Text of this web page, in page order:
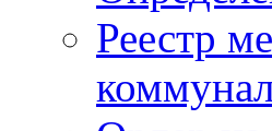
Реестр